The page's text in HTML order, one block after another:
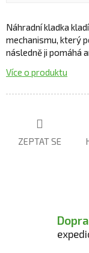
Náhradní kladka
mechanismu, který
následně ji pomáhá
Více o produktu
ZEPTAT SE